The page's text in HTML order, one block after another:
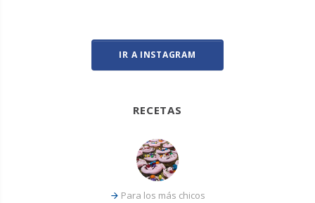
IR A INSTAGRAM
RECETAS
Para los más chicos